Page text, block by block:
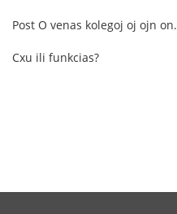
Post O venas kolegoj oj ojn on.
Cxu ili funkcias?